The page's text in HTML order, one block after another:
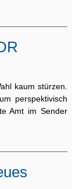
kaum stürzen.
perspektivisch
Amt im Sender